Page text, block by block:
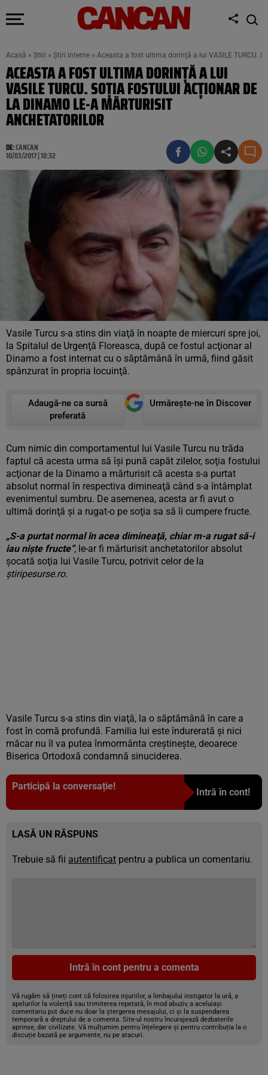
Acasă » Știri » Știri interne » Aceasta a fost ultima dorinţă a lui VASILE TURCU.
ACEASTA A FOST ULTIMA DORINŢĂ A LUI
VASILE TURCU. SOŢIA FOSTULUI ACŢIONAR DE
LA DINAMO LE-A MĂRTURISIT
ANCHETATORILOR
DE:CANCAN
10/03/2017 | 10:32
Vasile Turcu s-a stins din viaţă în noapte de miercuri spre joi,
la Spitalul de Urgenţă Floreasca, după ce fostul acţionar al
Dinamo a fost internat cu o săptămână în urmă, fiind găsit
spânzurat în propria locuinţă.
Adaugă-ne ca sursă
preferată
Urmărește-ne în Discover
Cum nimic din comportamentul lui Vasile Turcu nu trăda
faptul că acesta urma să îşi pună capăt zilelor, soţia fostului
acţionar de la Dinamo a mărturisit că acesta s-a purtat
absolut normal în respectiva dimineaţă când s-a întâmplat
evenimentul sumbru. De asemenea, acesta ar fi avut o
ultimă dorinţă şi a rugat-o pe soţia sa să îi cumpere fructe.
„S-a purtat normal în acea dimineaţă, chiar m-a rugat să-i
iau nişte fructe“, le-ar fi mărturisit anchetatorilor absolut
şocată soţia lui Vasile Turcu, potrivit celor de la
ştiripesurse.ro.
Vasile Turcu s-a stins din viaţă, la o săptămână în care a
fost în comă profundă. Familia lui este îndurerată şi nici
măcar nu îl va putea înmormânta creştineşte, deoarece
Biserica Ortodoxă condamnă sinuciderea.
Participă la conversație!
Intră în cont!
LASĂ UN RĂSPUNS
Trebuie să fii autentificat pentru a publica un comentariu.
Intră în cont pentru a comenta
Vă rugăm să țineți cont că folosirea injuriilor, a limbajului instigator la ură, a
apelurilor la violență sau trimiterea repetată, în mod abuziv, a aceluiași
comentariu pot duce nu doar la ștergerea mesajului, ci și la suspendarea
temporară a dreptului de a comenta. Site-ul nostru încurajează dezbaterile
aprinse, dar civilizate. Vă mulțumim pentru înțelegere și pentru contribuția la o
discuție bazată pe argumente, nu pe atacuri.